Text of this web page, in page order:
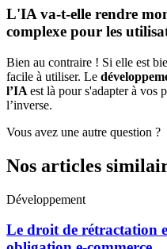
L'IA va-t-elle rendre
complexe pour les
Bien au contraire ! Si elle est
facile à utiliser. Le
l’IA est là pour s'adapter à vos
l’inverse.
Vous avez une autre question ?
Nos articles
Développement
Le droit de rétractation